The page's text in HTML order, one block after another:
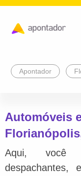
Apontador
Automóveis
Aqui, você
despachantes,